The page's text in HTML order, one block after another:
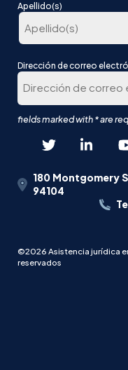
En
lugar
Apellido(s)
Dirección de correo
180 Montgomery
94104
©2026 Asistencia jurídica
reservados